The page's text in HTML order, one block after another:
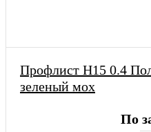
Профлист Н15 0.4
зеленый мох
По